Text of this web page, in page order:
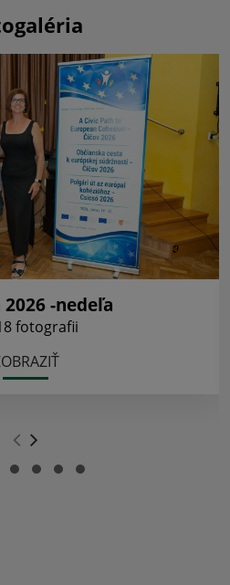
-nedeľa
fotografii